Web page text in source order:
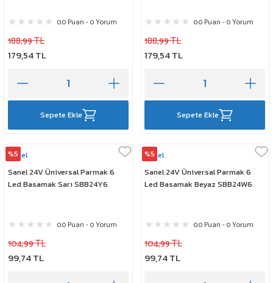
0.0 Puan - 0 Yorum
188,99 TL
179,54 TL
Sepete Ekle
0.0 Puan - 0 Yorum
188,99 TL
179,54 TL
Sepete Ekle
%5
Sanel
Sanel 24V Üniversal Parmak 6
Led Basamak Sarı SBB24Y6
0.0 Puan - 0 Yorum
104,99 TL
99,74 TL
%5
Sanel
Sanel 24V Üniversal Parmak 6
Led Basamak Beyaz SBB24W6
0.0 Puan - 0 Yorum
104,99 TL
99,74 TL